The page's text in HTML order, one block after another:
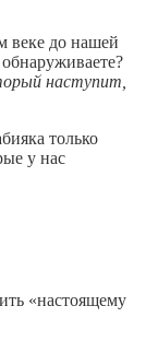
веке до нашей
наступит,
только
у нас
«настоящему